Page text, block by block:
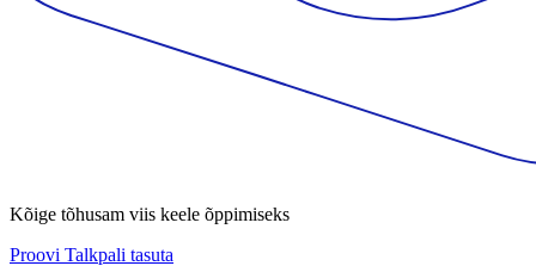
Kõige tõhusam viis keele õppimiseks
Proovi Talkpali tasuta